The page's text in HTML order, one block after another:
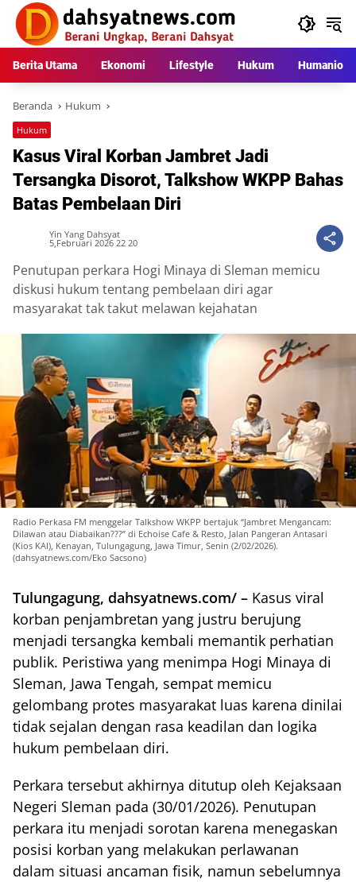
Langsung
konten
Berita Utama Ekonomi Lifestyle Hukum Humaniora
Beranda Hukum
Hukum
Kasus Viral Korban Jambret Jadi
Tersangka Disorot, Talkshow WKPP Bahas
Batas Pembelaan Diri
Yin Yang Dahsyat
5,Februari 2026 22 20
Penutupan perkara Hogi Minaya di Sleman memicu
diskusi hukum tentang pembelaan diri agar
masyarakat tak takut melawan kejahatan
Radio Perkasa FM menggelar Talkshow WKPP bertajuk “Jambret Mengancam:
Dilawan atau Diabaikan???” di Echoise Cafe & Resto, Jalan Pangeran Antasari
(Kios KAI), Kenayan, Tulungagung, Jawa Timur, Senin (2/02/2026).
(dahsyatnews.com/Eko Sacsono)
Tulungagung, dahsyatnews.com/ – Kasus viral
korban penjambretan yang justru berujung
menjadi tersangka kembali memantik perhatian
publik. Peristiwa yang menimpa Hogi Minaya di
Sleman, Jawa Tengah, sempat memicu
gelombang protes masyarakat luas karena dinilai
tidak sejalan dengan rasa keadilan dan logika
hukum pembelaan diri.
Perkara tersebut akhirnya ditutup oleh Kejaksaan
Negeri Sleman pada (30/01/2026). Penutupan
perkara itu menjadi sorotan karena menegaskan
posisi korban yang melakukan perlawanan
dalam situasi ancaman fisik, namun sebelumnya